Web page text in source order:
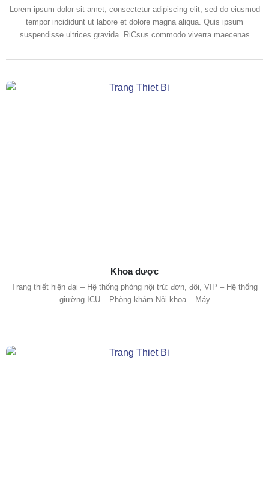
Lorem ipsum dolor sit amet, consectetur adipiscing elit, sed do eiusmod
tempor incididunt ut labore et dolore magna aliqua. Quis ipsum
suspendisse ultrices gravida. RiCsus commodo viverra maecenas
adipiscing elit, sed do eiusmod tempor incididunt ut labore et dolore
viverra maecenas accumsan lacus vel facilisis.
Khoa dược
Trang thiết hiện đại – Hệ thống phòng nội trú: đơn, đôi, VIP – Hệ thống
giường ICU – Phòng khám Nội khoa – Máy